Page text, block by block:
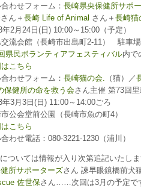
わせフォーム： 長崎県央保健所サポ
さん＋ 長崎 Life of Animal さん＋ 長崎猫
年2月24日(日) 10:00～15:00（予定）
交流会館（長崎市出島町2-11） 駐車場
県民ボランティアフェスティバル内で
こちら
わせフォーム： 長崎猫の会. （猫）／
保健所の命を救う会さん主催 第73回
年3月3日(日) 11:00～14:00ごろ
公会堂前公園（長崎市魚の町4）
こちら
わせ電話：080-3221-1230（浦川）
ついては情報が入り次第追記いたしま
所サポーターズさん 諫早眼鏡橋前犬
佐世保さん……次回は3月の予定で